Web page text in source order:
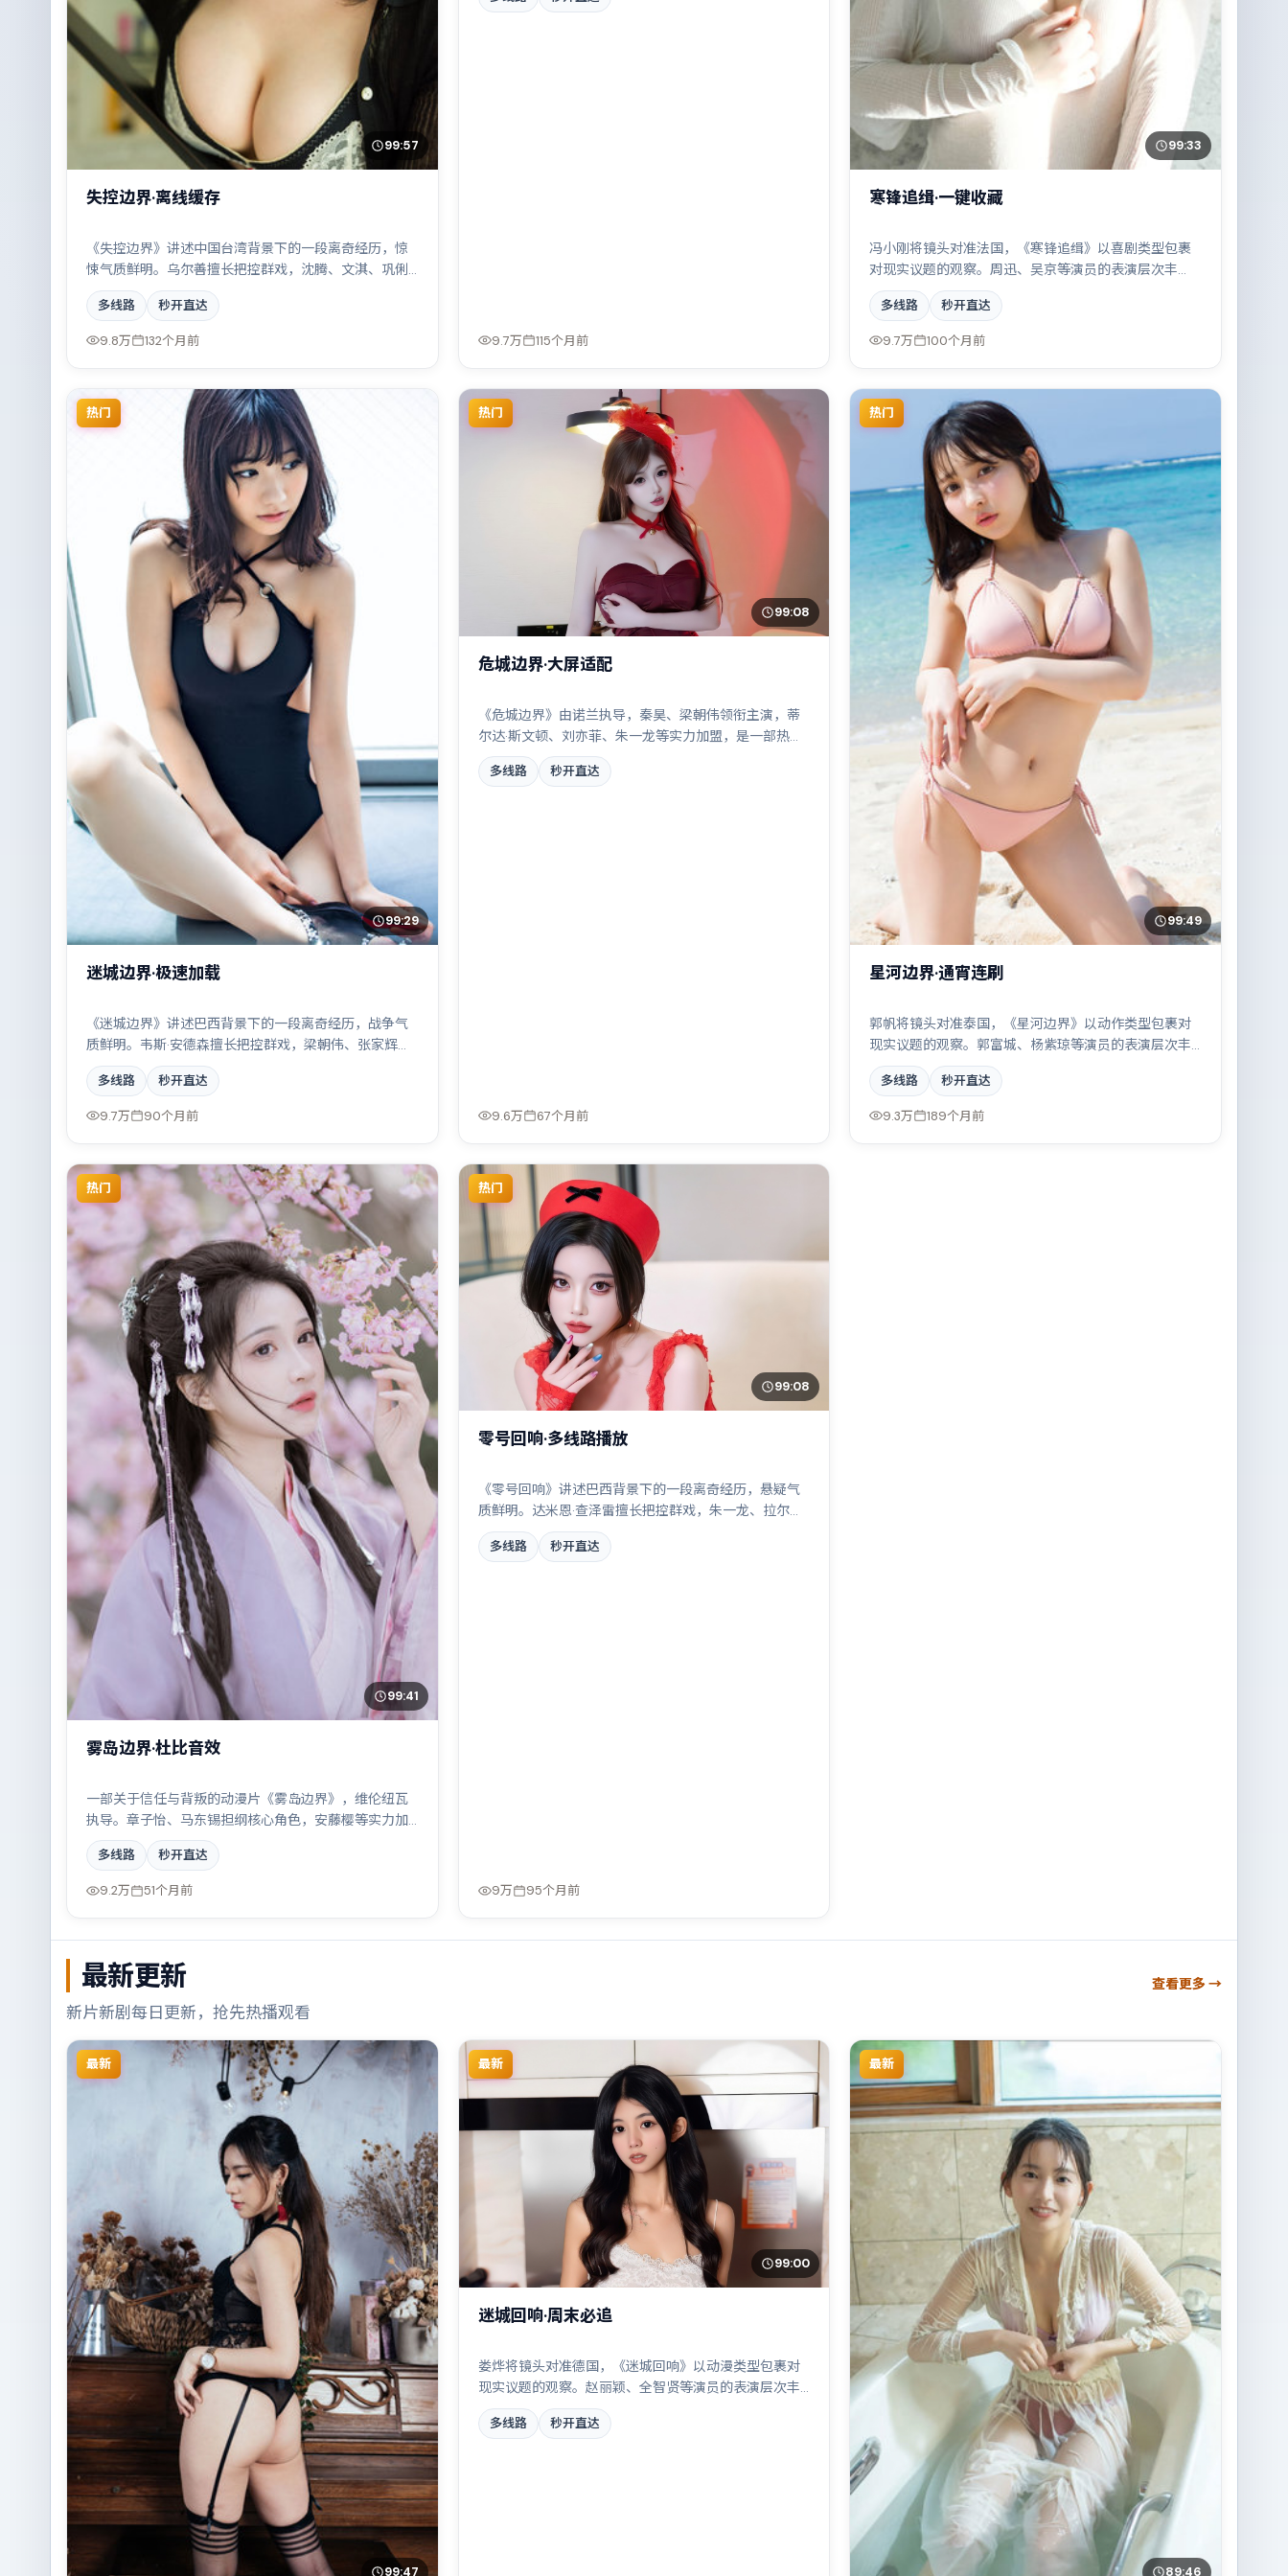
99:57
失控边界·离线缓存
《失控边界》讲述中国台湾背景下的一段离奇经历，惊
悚气质鲜明。乌尔善擅长把控群戏，沈腾、文淇、巩俐
共同撑起复杂人物关系，都市霓虹下的人性试炼与自我
救赎。
多线路 秒开直达
9.8万 132个月前 9.7万 115个月前
99:33
寒锋追缉·一键收藏
冯小刚将镜头对准法国，《寒锋追缉》以喜剧类型包裹
对现实议题的观察。周迅、吴京等演员的表演层次丰
富，雨夜、旧楼与一封未寄出的信构成叙事起点。全片
在类型元素与人文关怀之间取得平衡。
多线路 秒开直达
9.7万 100个月前
热门
99:29
迷城边界·极速加载
《迷城边界》讲述巴西背景下的一段离奇经历，战争气
质鲜明。韦斯·安德森擅长把控群戏，梁朝伟、张家辉、
雷佳音共同撑起复杂人物关系，家族恩怨与时代变迁交
织成一曲悲歌。
多线路 秒开直达
9.7万 90个月前
热门
99:08
危城边界·大屏适配
《危城边界》由诺兰执导，秦昊、梁朝伟领衔主演，蒂
尔达·斯文顿、刘亦菲、朱一龙等实力加盟，是一部热血
燃情的爱情作品。故事主要发生在中国大陆，边境线上
的对峙与谈判扣人心弦。影片在视听语言与叙事节奏上
多线路 秒开直达
9.6万 67个月前
热门
99:49
星河边界·通宵连刷
郭帆将镜头对准泰国，《星河边界》以动作类型包裹对
现实议题的观察。郭富城、杨紫琼等演员的表演层次丰
富，一场看似偶然的事故牵出陈年秘辛。全片在类型元
素与人文关怀之间取得平衡。
多线路 秒开直达
9.3万 189个月前
热门
99:41
雾岛边界·杜比音效
一部关于信任与背叛的动漫片《雾岛边界》，维伦纽瓦
执导。章子怡、马东锡担纲核心角色，安藤樱等实力加
盟，取景与班底多来自丹麦。科技伦理与情感羁绊形成
强烈对撞。结尾留白耐人寻味。
多线路 秒开直达
9.2万 51个月前
热门
99:08
零号回响·多线路播放
《零号回响》讲述巴西背景下的一段离奇经历，悬疑气
质鲜明。达米恩·查泽雷擅长把控群戏，朱一龙、拉尔夫·
费因斯、周迅、文淇共同撑起复杂人物关系，家族恩怨
与时代变迁交织成一曲悲歌。
多线路 秒开直达
9万 95个月前
最新更新
新片新剧每日更新，抢先热播观看
查看更多 →
最新
99:47
最新
99:00
迷城回响·周末必追
娄烨将镜头对准德国，《迷城回响》以动漫类型包裹对
现实议题的观察。赵丽颖、全智贤等演员的表演层次丰
富，边境线上的对峙与谈判扣人心弦。全片在类型元素
与人文关怀之间取得平衡。
多线路 秒开直达
最新
89:46